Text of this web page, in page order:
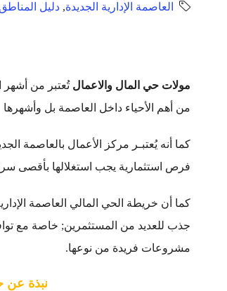
العاصمة الإدارية الجديدة, دليل
مولات حي المال والاعمال تُعتبر من أشهر
من أهم الأحياء داخل العاصمة بل وأشهرها
كما أنه يُعتبـر مركز الأعمال بالعاصمة
فرص استثمارية يجب استغلالها بأقصى
كما أن خريطة الحي المالي العاصمة
جذب للعديد من المستثمرين; خاصة مع
مشروعات فريدة من نوعها.
نبذة عن